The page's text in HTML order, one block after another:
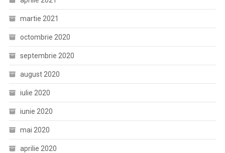
martie 2021
octombrie 2020
septembrie 2020
august 2020
iulie 2020
iunie 2020
mai 2020
aprilie 2020